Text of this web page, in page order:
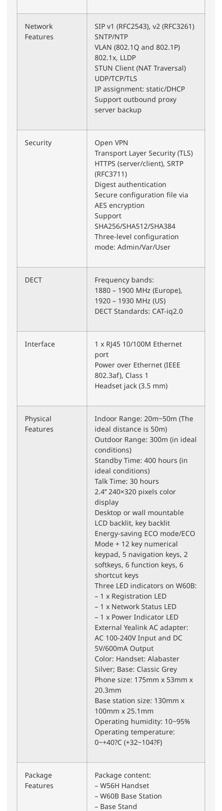
Network
Features
SIP v1 (RFC2543), v2 (RFC3261)
SNTP/NTP
VLAN (802.1Q and 802.1P)
802.1x, LLDP
STUN Client (NAT Traversal)
UDP/TCP/TLS
IP assignment: static/DHCP
Support outbound proxy
server backup
Security
Open VPN
Transport Layer Security (TLS)
HTTPS (server/client), SRTP
(RFC3711)
Digest authentication
Secure configuration file via
AES encryption
Support
SHA256/SHA512/SHA384
Three-level configuration
mode: Admin/Var/User
DECT
Frequency bands:
1880 – 1900 MHz (Europe),
1920 – 1930 MHz (US)
DECT Standards: CAT-iq2.0
Interface
1 x RJ45 10/100M Ethernet
port
Power over Ethernet (IEEE
802.3af), Class 1
Headset jack (3.5 mm)
Physical
Features
Indoor Range: 20m~50m (The
ideal distance is 50m)
Outdoor Range: 300m (in ideal
conditions)
Standby Time: 400 hours (in
ideal conditions)
Talk Time: 30 hours
2.4’’ 240×320 pixels color
display
Desktop or wall mountable
LCD backlit, key backlit
Energy-saving ECO mode/ECO
Mode + 12 key numerical
keypad, 5 navigation keys, 2
softkeys, 6 function keys, 6
shortcut keys
Three LED indicators on W60B:
– 1 x Registration LED
– 1 x Network Status LED
– 1 x Power Indicator LED
External Yealink AC adapter:
AC 100-240V Input and DC
5V/600mA Output
Color: Handset: Alabaster
Silver; Base: Classic Grey
Phone size: 175mm x 53mm x
20.3mm
Base station size: 130mm x
100mm x 25.1mm
Operating humidity: 10~95%
Operating temperature:
0~+40?C (+32~104?F)
Package
Features
Package content:
– W56H Handset
– W60B Base Station
– Base Stand